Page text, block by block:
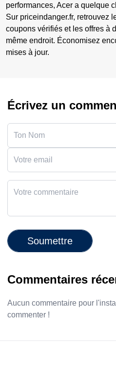
performances, Acer a quelque
Sur priceindanger.fr, retrouvez
coupons vérifiés et les offres à
même endroit. Économisez
mises à jour.
Écrivez un
Soumettre
Commentaires
Aucun commentaire pour
commenter !